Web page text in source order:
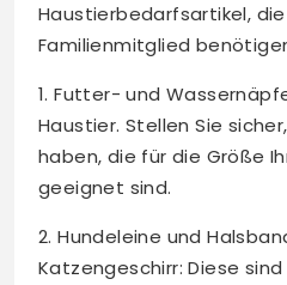
Haustierbedarfsartikel,
Familienmitglied
1. Futter- und
Haustier. Stellen Sie
haben, die für die Größe
geeignet sind.
2. Hundeleine und
Katzengeschirr: Diese